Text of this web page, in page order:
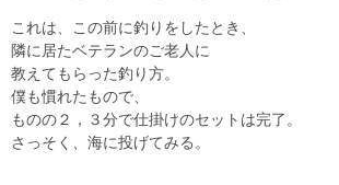
これは、この前に釣りをしたとき、
隣に居たベテランのご老人に
教えてもらった釣り方。
僕も慣れたもので、
ものの２，３分で仕掛けのセットは完了。
さっそく、海に投げてみる。